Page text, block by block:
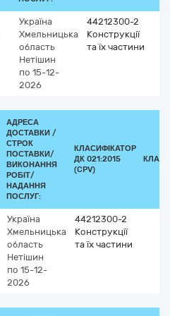
Україна
Хмельницька
область
Нетішин
по 15-12-
2026
44212300-2
Конструкції
та їх частини
АДРЕСА
ДОСТАВКИ /
СТРОК
ПОСТАВКИ/
ВИКОНАННЯ
РОБІТ/
НАДАННЯ
ПОСЛУГ:
КЛАСИФІКАТОР
ДК 021:2015
(CPV)
Україна
Хмельницька
область
Нетішин
по 15-12-
2026
44212300-2
Конструкції
та їх частини